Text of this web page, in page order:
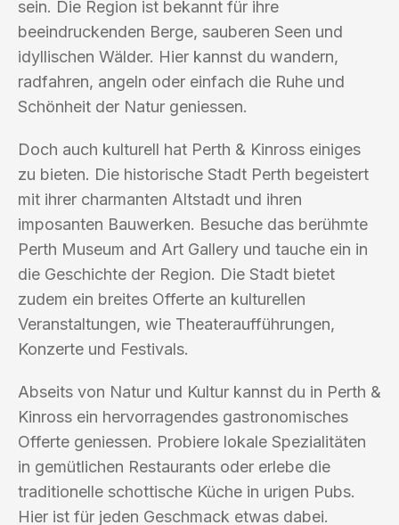
sein. Die Region ist bekannt für ihre
beeindruckenden Berge, sauberen Seen und
idyllischen Wälder. Hier kannst du wandern,
radfahren, angeln oder einfach die Ruhe und
Schönheit der Natur geniessen.
Doch auch kulturell hat Perth & Kinross einiges
zu bieten. Die historische Stadt Perth begeistert
mit ihrer charmanten Altstadt und ihren
imposanten Bauwerken. Besuche das berühmte
Perth Museum and Art Gallery und tauche ein in
die Geschichte der Region. Die Stadt bietet
zudem ein breites Offerte an kulturellen
Veranstaltungen, wie Theateraufführungen,
Konzerte und Festivals.
Abseits von Natur und Kultur kannst du in Perth &
Kinross ein hervorragendes gastronomisches
Offerte geniessen. Probiere lokale Spezialitäten
in gemütlichen Restaurants oder erlebe die
traditionelle schottische Küche in urigen Pubs.
Hier ist für jeden Geschmack etwas dabei.